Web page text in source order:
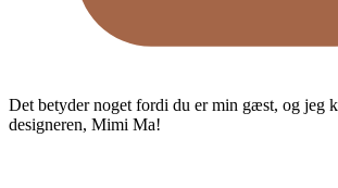
Det betyder noget fordi du er min gæst, og jeg
designeren, Mimi Ma!